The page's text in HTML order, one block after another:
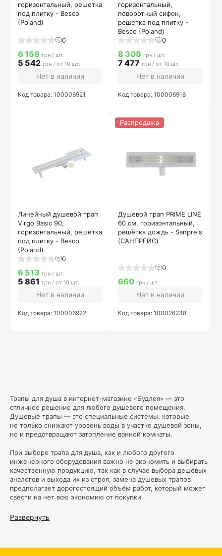
Трапы для душа в интернет-магазине «Будлея» — это
отличное решение для любого душевого помещения.
Душевые трапы — это специальные системы, которые
не только снижают уровень воды в участке душевой зоны,
но и предотвращают затопление ванной комнаты.
При выборе трапа для душа, как и любого другого
инженерного оборудования важно не экономить и выбирать
качественную продукцию, так как в случае выбора дешёвых
аналогов и выхода их из строя, замена душевых трапов
предполагает дорогостоящий объём работ, который может
свести на нет всю экономию от покупки.
В нашем магазине представлен широкий ассортимент
Развернуть
горизонтальный, решетка
под плитку - Besco
(Poland)
0
6 158 грн / шт.
5 542 грн / от 10 шт.
Нет в наличии
Код товара: 100006921
горизонтальный,
поворотный сифон,
решетка под плитку -
Besco (Poland)
0
8 308 грн / шт.
7 477 грн / от 10 шт.
Нет в наличии
Код товара: 100006918
Линейный душевой трап
Virgo Basic 90,
горизонтальный, решетка
под плитку - Besco
(Poland)
0
6 513 грн / шт.
5 861 грн / от 10 шт.
Нет в наличии
Код товара: 100006922
Душевой трап PRIME LINE
60 см, горизонтальный,
решётка дождь - Sanpreis
(САНПРЕЙС)
0
Распродажа
660 грн / шт
Нет в наличии
Код товара: 100026238